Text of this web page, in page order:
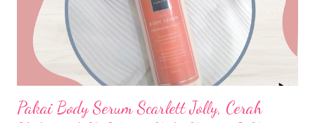
setiap perusahaan wajib memperkerjakan paling sedikit 2%
penyandang disabilitas dari jumlah pegawai atau pekerja. Meski
s ejak lahirnya UU tersebut ada perubahan positif di bidang
ketenagakerjaan...
Pakai Body Serum Scarlett Jolly, Cerah